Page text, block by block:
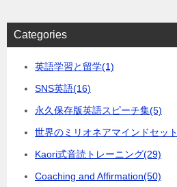
Categories
英語学習と留学(1)
SNS英語(16)
永久保存版英語スピーチ集(5)
世界のミリオネアマインドセット
Kaori式音読トレーニング(29)
Coaching and Affirmation(50)